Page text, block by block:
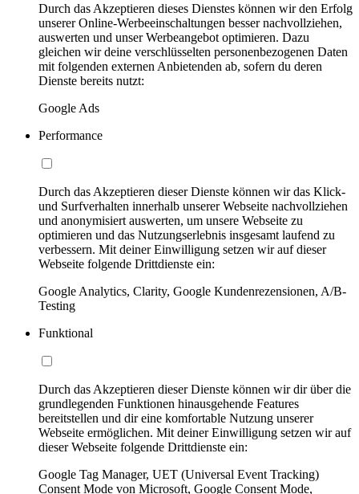
Durch das Akzeptieren dieses Dienstes können wir den Erfolg
unserer Online-Werbeeinschaltungen besser nachvollziehen,
auswerten und unser Werbeangebot optimieren. Dazu
gleichen wir deine verschlüsselten personenbezogenen Daten
mit folgenden externen Anbietenden ab, sofern du deren
Dienste bereits nutzt:
Google Ads
Performance
Durch das Akzeptieren dieser Dienste können wir das Klick-
und Surfverhalten innerhalb unserer Webseite nachvollziehen
und anonymisiert auswerten, um unsere Webseite zu
optimieren und das Nutzungserlebnis insgesamt laufend zu
verbessern. Mit deiner Einwilligung setzen wir auf dieser
Webseite folgende Drittdienste ein:
Google Analytics, Clarity, Google Kundenrezensionen, A/B-
Testing
Funktional
Durch das Akzeptieren dieser Dienste können wir dir über die
grundlegenden Funktionen hinausgehende Features
bereitstellen und dir eine komfortable Nutzung unserer
Webseite ermöglichen. Mit deiner Einwilligung setzen wir auf
dieser Webseite folgende Drittdienste ein:
Google Tag Manager, UET (Universal Event Tracking)
Consent Mode von Microsoft, Google Consent Mode,